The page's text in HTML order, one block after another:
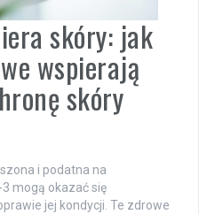
skóry: jak
wspierają
skóry
i podatna na
mogą okazać się
jej kondycji. Te zdrowe